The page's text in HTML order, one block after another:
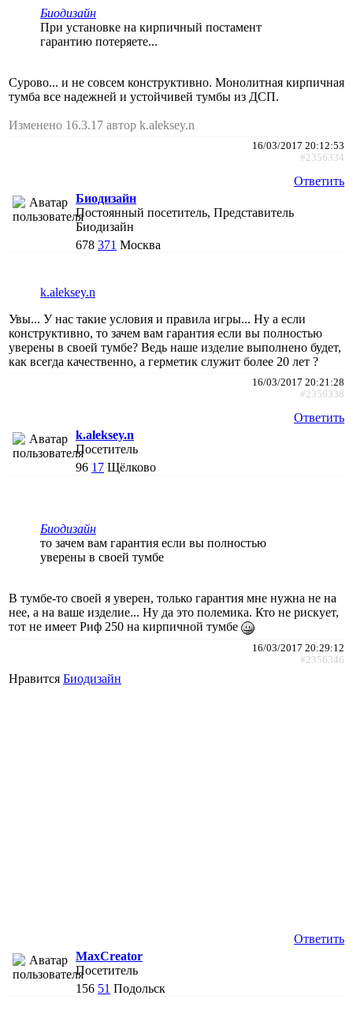
Биодизайн
При установке на кирпичный постамент
гарантию потеряете...
Сурово... и не совсем конструктивно. Монолитная кирпичная
тумба все надежней и устойчивей тумбы из ДСП.
Изменено 16.3.17 автор k.aleksey.n
16/03/2017 20:12:53
#2356334
Ответить
Биодизайн
Постоянный посетитель, Представитель
Биодизайн
678 371 Москва
k.aleksey.n
Увы... У нас такие условия и правила игры... Ну а если
конструктивно, то зачем вам гарантия если вы полностью
уверены в своей тумбе? Ведь наше изделие выполнено будет,
как всегда качественно, а герметик служит более 20 лет ?
16/03/2017 20:21:28
#2356338
Ответить
k.aleksey.n
Посетитель
96 17 Щёлково
Биодизайн
то зачем вам гарантия если вы полностью
уверены в своей тумбе
В тумбе-то своей я уверен, только гарантия мне нужна не на
нее, а на ваше изделие... Ну да это полемика. Кто не рискует,
тот не имеет Риф 250 на кирпичной тумбе
16/03/2017 20:29:12
#2356346
Нравится Биодизайн
Ответить
MaxCreator
Посетитель
156 51 Подольск